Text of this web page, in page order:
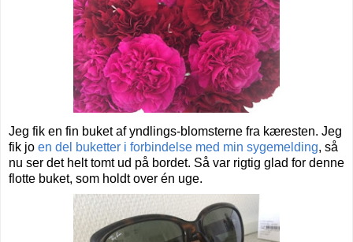
Jeg fik en fin buket af yndlings-blomsterne fra kæresten. Jeg
fik jo en del buketter i forbindelse med min sygemelding, så
nu ser det helt tomt ud på bordet. Så var rigtig glad for denne
flotte buket, som holdt over én uge.